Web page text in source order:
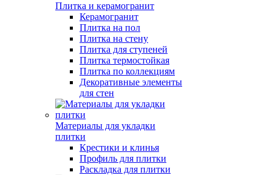
Плитка и керамогранит
Керамогранит
Плитка на пол
Плитка на стену
Плитка для ступеней
Плитка термостойкая
Плитка по коллекциям
Декоративные элементы
для стен
Материалы для укладки
плитки
Крестики и клинья
Профиль для плитки
Раскладка для плитки